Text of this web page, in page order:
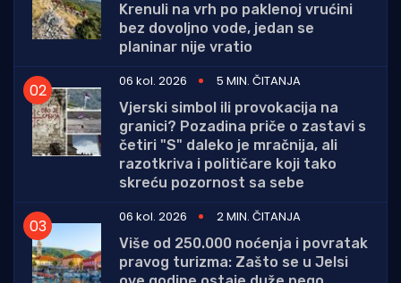
Krenuli na vrh po paklenoj vrućini
bez dovoljno vode, jedan se
planinar nije vratio
06 kol. 2026
5 MIN. ČITANJA
Vjerski simbol ili provokacija na
granici? Pozadina priče o zastavi s
četiri "S" daleko je mračnija, ali
razotkriva i političare koji tako
skreću pozornost sa sebe
06 kol. 2026
2 MIN. ČITANJA
Više od 250.000 noćenja i povratak
pravog turizma: Zašto se u Jelsi